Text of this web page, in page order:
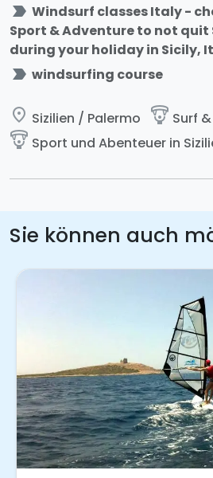
label_important Windsurf classes Italy -
Sport & Adventure to not quit
during your holiday in Sicily,
label_important windsurfing course
place Sizilien / Palermo paragliding Surf
paragliding Sport und Abenteuer in
Sie können auch